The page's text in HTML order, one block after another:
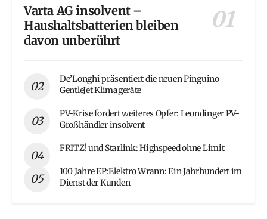
Varta AG insolvent –
Haushaltsbatterien bleiben
davon unberührt
De’Longhi präsentiert die neuen Pinguino
GentleJet Klimageräte
PV-Krise fordert weiteres Opfer: Leondinger PV-
Großhändler insolvent
FRITZ! und Starlink: Highspeed ohne Limit
100 Jahre EP:Elektro Wrann: Ein Jahrhundert im
Dienst der Kunden